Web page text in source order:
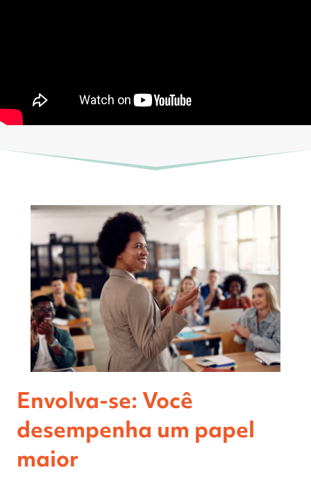
Envolva-se: Você
desempenha um papel
maior